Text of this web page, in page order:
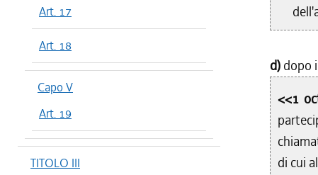
Art. 17
Art. 18
Capo V
Art. 19
TITOLO III
d) dopo
<<1
di cui